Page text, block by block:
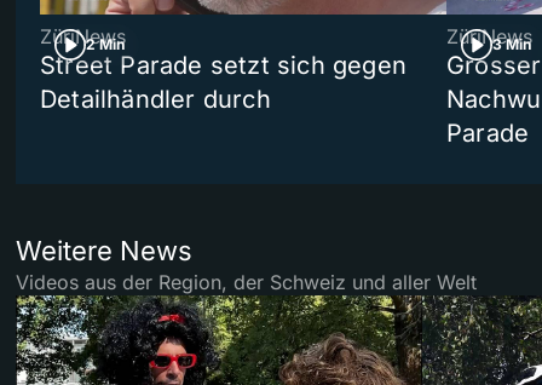
2 Min
ZüriNews
Street Parade setzt sich gegen
Detailhändler durch
3 Min
ZüriNews
Parade
Weitere News
Videos aus der Region, der Schweiz und aller Welt